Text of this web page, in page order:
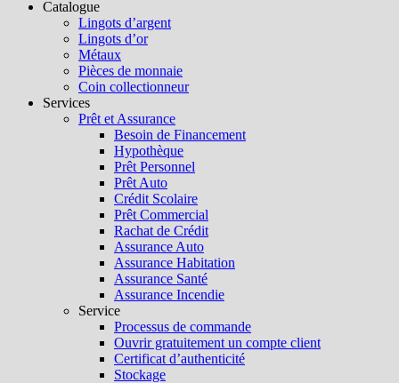
Catalogue
Lingots d’argent
Lingots d’or
Métaux
Pièces de monnaie
Coin collectionneur
Services
Prêt et Assurance
Besoin de Financement
Hypothèque
Prêt Personnel
Prêt Auto
Crédit Scolaire
Prêt Commercial
Rachat de Crédit
Assurance Auto
Assurance Habitation
Assurance Santé
Assurance Incendie
Service
Processus de commande
Ouvrir gratuitement un compte client
Certificat d’authenticité
Stockage